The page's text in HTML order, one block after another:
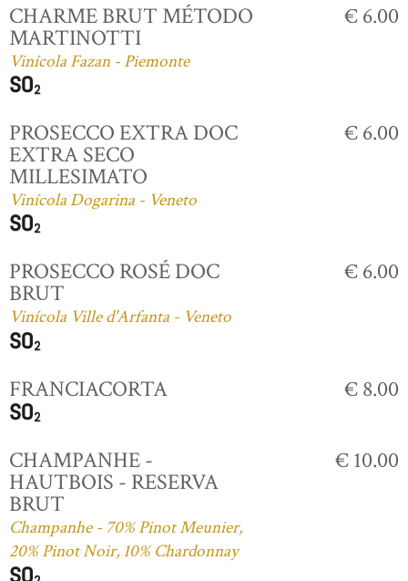
CHARME BRUT MÉTODO
MARTINOTTI
Vinícola Fazan - Piemonte
€ 6.00
PROSECCO EXTRA DOC
EXTRA SECO
MILLESIMATO
Vinícola Dogarina - Veneto
€ 6.00
PROSECCO ROSÉ DOC
BRUT
Vinícola Ville d'Arfanta - Veneto
€ 6.00
FRANCIACORTA € 8.00
CHAMPANHE -
HAUTBOIS - RESERVA
BRUT
Champanhe - 70% Pinot Meunier,
20% Pinot Noir, 10% Chardonnay
€ 10.00